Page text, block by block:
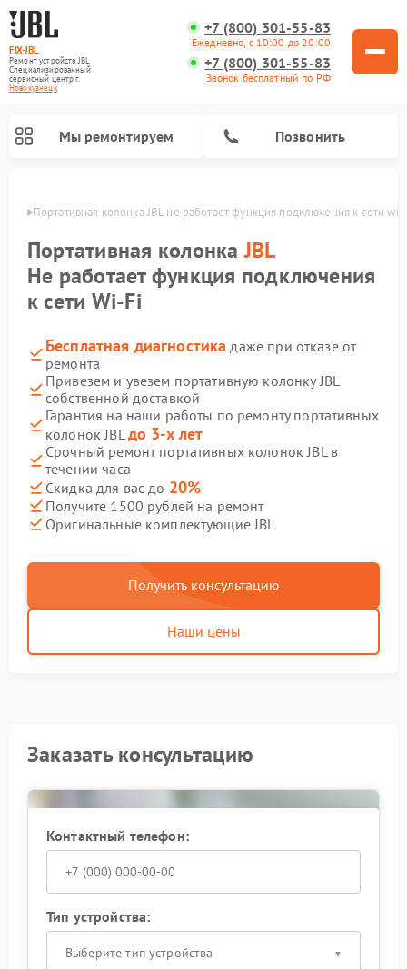
FIX-JBL
Ремонт устройств JBL
Специализированный
cервисный центр г.
Новокузнецк
+7 (800) 301-55-83
Ежедневно, с 10:00 до 20:00
+7 (800) 301-55-83
Звонок бесплатный по РФ
Мы ремонтируем Позвонить
Портативная колонка JBL не работает функция подключения к сети
Портативная колонкаJBL
Не работает функция подключения
к сети Wi-Fi
Бесплатная диагностика даже при отказе от
ремонта
Привезем и увезем портативную колонку JBL
собственной доставкой
Гарантия на наши работы по ремонту портативных
колонок JBLдо 3-х лет
Срочный ремонт портативных колонок JBL в
течении часа
Скидка для вас до 20%
Получите 1500 рублей на ремонт
Оригинальные комплектующие JBL
Получить консультацию
Наши цены
Заказать консультацию
Контактный телефон:
Тип устройства:
Выберите тип устройства